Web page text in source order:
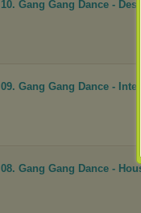
10. Gang Gang Dance -
09. Gang Gang Dance -
08. Gang Gang Dance -